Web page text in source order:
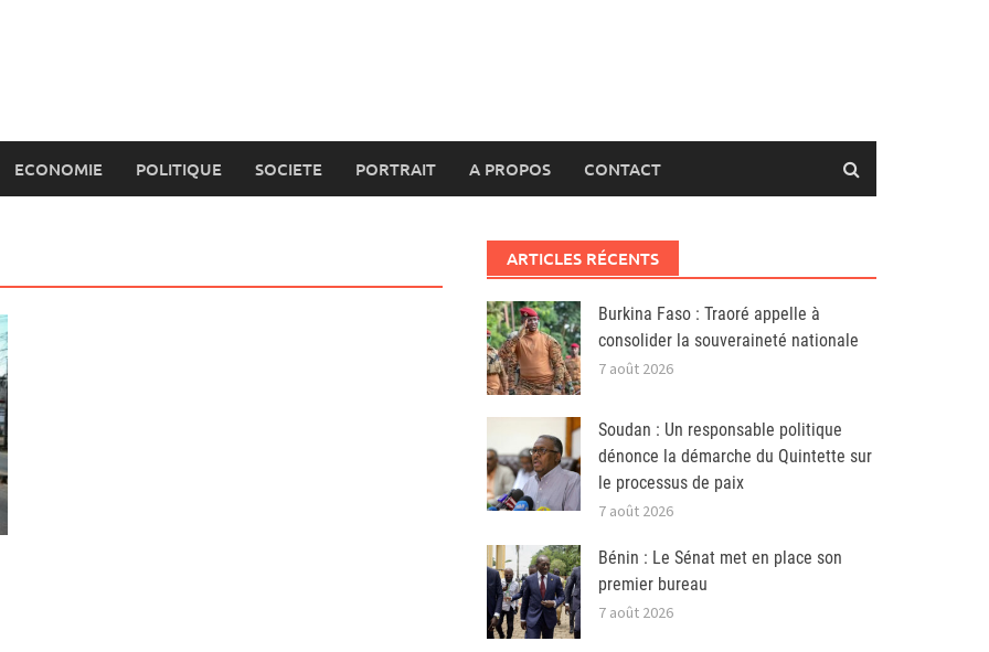
ECONOMIE POLITIQUE SOCIETE PORTRAIT A PROPOS CONTACT
ARTICLES RÉCENTS
Burkina Faso : Traoré appelle à
consolider la souveraineté nationale
7 août 2026
Soudan : Un responsable politique
dénonce la démarche du Quintette sur
le processus de paix
7 août 2026
Bénin : Le Sénat met en place son
premier bureau
7 août 2026